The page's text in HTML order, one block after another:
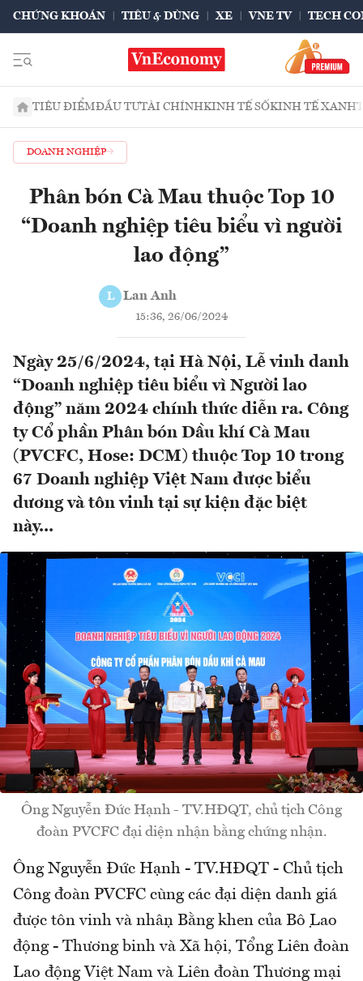
CHỨNG KHOÁN TIÊU & DÙNG XE VNE TV TECH
TIÊU ĐIỂMĐẦU TƯTÀI CHÍNHKINH TẾ SỐKINH TẾ XANH
DOANH NGHIỆP
Phân bón Cà Mau thuộc Top 10
“Doanh nghiệp tiêu biểu vì người
lao động”
L Lan Anh
15:36, 26/06/2024
Ngày 25/6/2024, tại Hà Nội, Lễ vinh danh
“Doanh nghiệp tiêu biểu vì Người lao
động” năm 2024 chính thức diễn ra. Công
ty Cổ phần Phân bón Dầu khí Cà Mau
(PVCFC, Hose: DCM) thuộc Top 10 trong
67 Doanh nghiệp Việt Nam được biểu
dương và tôn vinh tại sự kiện đặc biệt
này...
Ông Nguyễn Đức Hạnh - TV.HĐQT, chủ tịch Công
đoàn PVCFC đại diện nhận bằng chứng nhận.
Ông Nguyễn Đức Hạnh - TV.HĐQT - Chủ tịch
Công đoàn PVCFC cùng các đại diện danh giá
được tôn vinh và nhận Bằng khen của Bộ Lao
động - Thương binh và Xã hội, Tổng Liên đoàn
Lao động Việt Nam và Liên đoàn Thương mại